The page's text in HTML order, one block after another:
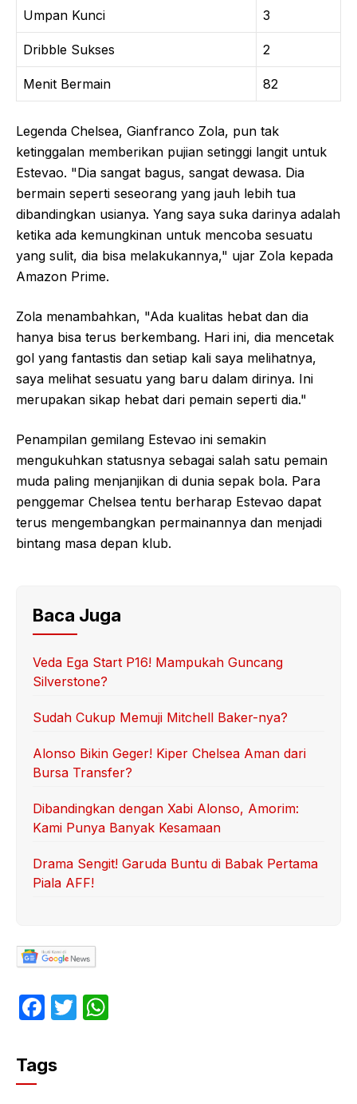
Umpan Kunci 3
Dribble Sukses 2
Menit Bermain 82
Legenda Chelsea, Gianfranco Zola, pun tak
ketinggalan memberikan pujian setinggi langit untuk
Estevao. "Dia sangat bagus, sangat dewasa. Dia
bermain seperti seseorang yang jauh lebih tua
dibandingkan usianya. Yang saya suka darinya adalah
ketika ada kemungkinan untuk mencoba sesuatu
yang sulit, dia bisa melakukannya," ujar Zola kepada
Amazon Prime.
Zola menambahkan, "Ada kualitas hebat dan dia
hanya bisa terus berkembang. Hari ini, dia mencetak
gol yang fantastis dan setiap kali saya melihatnya,
saya melihat sesuatu yang baru dalam dirinya. Ini
merupakan sikap hebat dari pemain seperti dia."
Penampilan gemilang Estevao ini semakin
mengukuhkan statusnya sebagai salah satu pemain
muda paling menjanjikan di dunia sepak bola. Para
penggemar Chelsea tentu berharap Estevao dapat
terus mengembangkan permainannya dan menjadi
bintang masa depan klub.
Baca Juga
Veda Ega Start P16! Mampukah Guncang
Silverstone?
Sudah Cukup Memuji Mitchell Baker-nya?
Alonso Bikin Geger! Kiper Chelsea Aman dari
Bursa Transfer?
Dibandingkan dengan Xabi Alonso, Amorim:
Kami Punya Banyak Kesamaan
Drama Sengit! Garuda Buntu di Babak Pertama
Piala AFF!
F
c
e
T
Tags